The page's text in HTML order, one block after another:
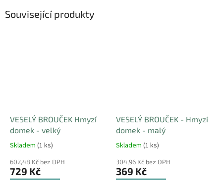
Související produkty
VESELÝ BROUČEK Hmyzí
domek - velký
Skladem (1 ks)
602,48 Kč bez DPH
729 Kč
VESELÝ BROUČEK - Hmyzí
domek - malý
Skladem (1 ks)
304,96 Kč bez DPH
369 Kč